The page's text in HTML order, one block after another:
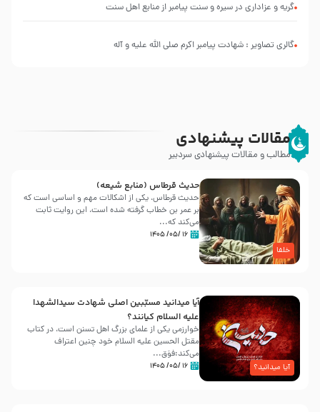
گریه و عزاداری در سیره و سنت پیامبر از منابع اهل سنت
گالری تصاویر : شهادت پیامبر اکرم صلی الله علیه و آله
مقالات پیشنهادی
مطالب و مقالات پیشنهادی سردبیر
خلفا
حدیث قرطاس (منابع شیعه)
حدیث قرطاس، یکی از اشکالات مهم و اساسی است که
بر عمر بن خطاب گرفته شده است، این روایت ثابت
می‌کند که...
۱۶ /۰۵/ ۱۴۰۵
آیا میدانید؟
آیا میدانید مسبّبین اصلی شهادت سیدالشهدا
علیه ‌السلام کیانند؟
خوارزمی یکی از علمای بزرگ اهل تسنن است، در کتاب
مقتل الحسین علیه ‌السلام خود چنین اعتراف
می‌کند:فوَق...
۱۶ /۰۵/ ۱۴۰۵